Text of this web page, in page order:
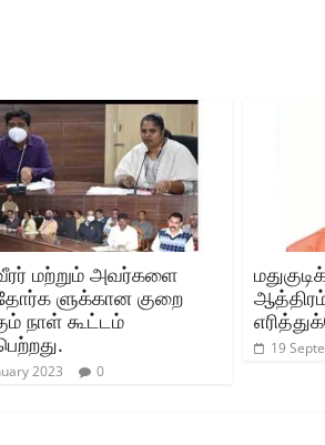
மற்றும் அவர்களை
ளுக்கான குறை
நாள் கூட்டம்
2023 0
19